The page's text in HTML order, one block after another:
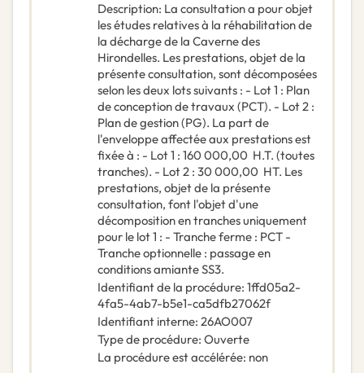
Description: La consultation a pour objet
les études relatives à la réhabilitation de
la décharge de la Caverne des
Hirondelles. Les prestations, objet de la
présente consultation, sont décomposées
selon les deux lots suivants : - Lot 1 : Plan
de conception de travaux (PCT). - Lot 2 :
Plan de gestion (PG). La part de
l'enveloppe affectée aux prestations est
fixée à : - Lot 1 : 160 000,00  H.T. (toutes
tranches). - Lot 2 : 30 000,00  HT. Les
prestations, objet de la présente
consultation, font l'objet d'une
décomposition en tranches uniquement
pour le lot 1 : - Tranche ferme : PCT -
Tranche optionnelle : passage en
conditions amiante SS3.
Identifiant de la procédure: 1ffd05a2-
4fa5-4ab7-b5e1-ca5dfb27062f
Identifiant interne: 26AO007
Type de procédure: Ouverte
La procédure est accélérée: non